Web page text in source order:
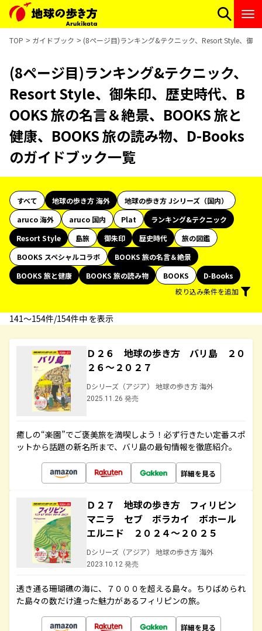
TOP ガイドブック (8ページ目)ランキング&テクニック、Resort Style、御
(8ページ目)ランキング&テクニック、
Resort Style、御朱印、歴史時代、B
OOKS 旅の名言＆絶景、BOOKS 旅と
健康、BOOKS 旅の読み物、D-Books
のガイドブック一覧
すべて 地球の歩き方 海外
地球の歩き方 Jシリーズ（国内）
aruco 海外
aruco 国内 Plat
ランキング&テクニック
Resort Style
島旅 御朱印 歴史時代
旅の図鑑
BOOKS スペシャルコラボ
BOOKS 旅の名言＆絶景
BOOKS 旅と健康
BOOKS 旅の読み物 BOOKS
D-Books
絞り込み条件を追加
141〜154件/154件中 を表示
Ｄ２６ 地球の歩き方 バリ島 ２０
２６～２０２７
Dシリーズ（アジア） 地球の歩き方 海外
2025.11.26 発売
癒しの“楽園”でご褒美旅を満喫しよう！必ず行きたい定番スポ
ットから話題の新名所まで、バリ島の最旬情報を徹底紹介。
詳細を見る
Ｄ２７ 地球の歩き方 フィリピン
マニラ セブ ボラカイ ボホール
エルニド ２０２４～２０２５
Dシリーズ（アジア） 地球の歩き方 海外
2023.10.12 発売
透き通る珊瑚礁の海に、７０００を超える島々。ちりばめられ
た島々の数だけ違った魅力があるフィリピンの旅。
詳細を見る